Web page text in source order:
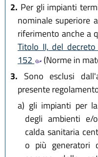
2. Per gli impianti
nominale superiore
riferimento anche a
Titolo II, del
152
(Norme in
3. Sono esclusi
presente
a) gli impianti per
degli ambienti
calda sanitaria
o più generatori